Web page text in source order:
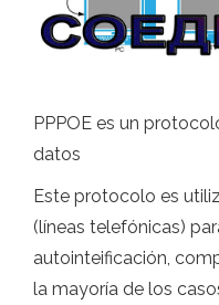
PPPOE es un
datos
Este protocolo es
(líneas telefónicas)
autointeificación,
la mayoría de los